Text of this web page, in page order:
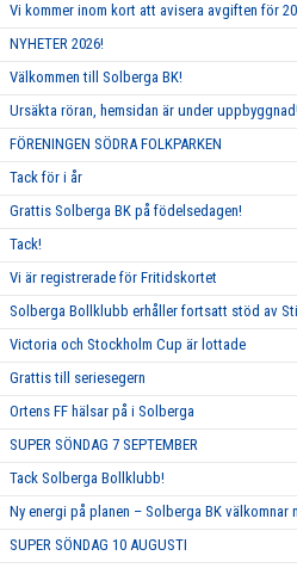
Vi kommer inom kort att avisera avgiften för
NYHETER 2026!
Välkommen till Solberga BK!
Ursäkta röran, hemsidan är under
FÖRENINGEN SÖDRA FOLKPARKEN
Tack för i år
Grattis Solberga BK på födelsedagen!
Tack!
Vi är registrerade för Fritidskortet
Solberga Bollklubb erhåller fortsatt stöd av
Victoria och Stockholm Cup är lottade
Grattis till seriesegern
Ortens FF hälsar på i Solberga
SUPER SÖNDAG 7 SEPTEMBER
Tack Solberga Bollklubb!
Ny energi på planen – Solberga BK
SUPER SÖNDAG 10 AUGUSTI